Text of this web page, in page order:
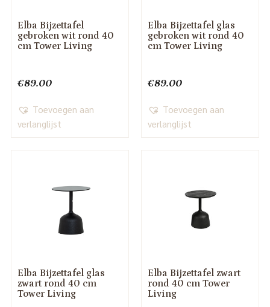
Elba Bijzettafel
gebroken wit rond 40
cm Tower Living
€89.00
Toevoegen aan
verlanglijst
Elba Bijzettafel glas
gebroken wit rond 40
cm Tower Living
€89.00
Toevoegen aan
verlanglijst
Elba Bijzettafel glas
zwart rond 40 cm
Tower Living
Elba Bijzettafel zwart
rond 40 cm Tower
Living